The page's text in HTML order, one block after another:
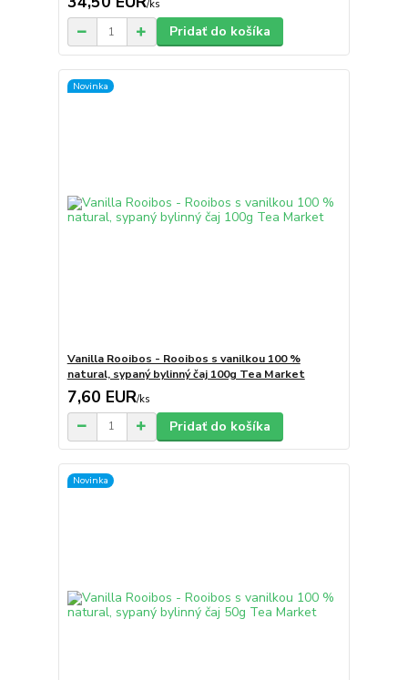
/ks
Pridať do košíka
Novinka
Vanilla Rooibos - Rooibos s vanilkou 100 %
natural, sypaný bylinný čaj 100g Tea Market
7,60 EUR/ks
Pridať do košíka
Novinka